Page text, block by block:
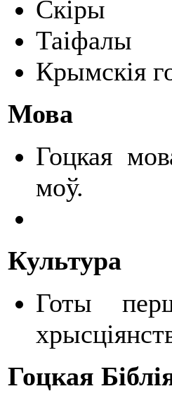
Скіры
Таіфалы
Крымскія
Мова
Гоцкая
моў.
Культура
Готы
Гоцкая